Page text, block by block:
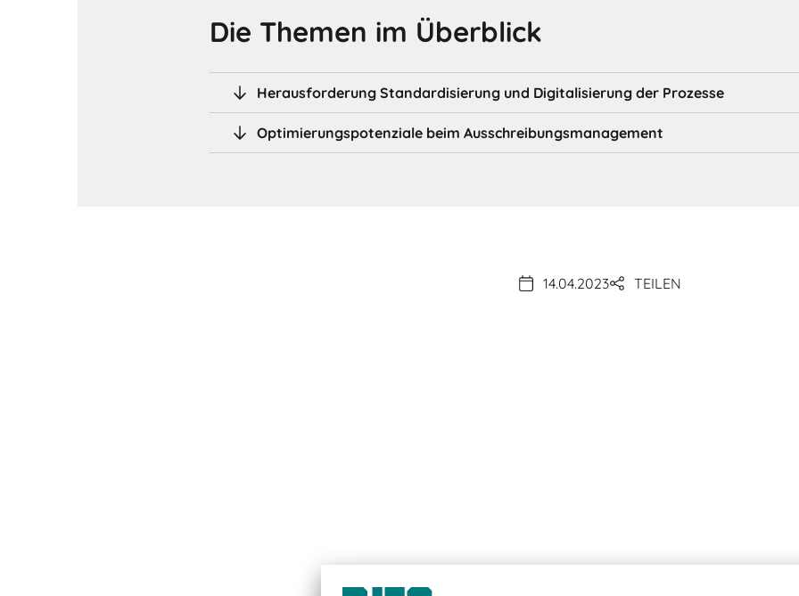
Die Themen im Überblick
Herausforderung Standardisierung und Digitalisierung der Prozesse
Optimierungspotenziale beim Ausschreibungsmanagement
14.04.2023 TEILEN